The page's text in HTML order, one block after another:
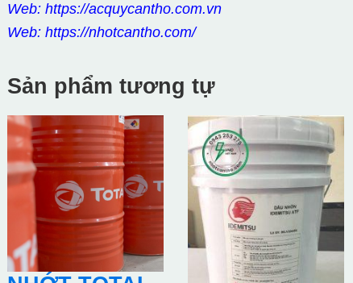
Web: https://acquycantho.com.vn
Web: https://nhotcantho.com/
Sản phẩm tương tự